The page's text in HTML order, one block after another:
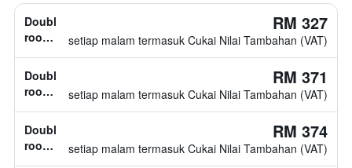
Double
room,
katil
tidak
diketahui
RM 327
setiap malam termasuk Cukai Nilai Tambahan (VAT)
Double
room,
katil
tidak
diketahui
RM 371
setiap malam termasuk Cukai Nilai Tambahan (VAT)
Double
room,
RM 374
setiap malam termasuk Cukai Nilai Tambahan (VAT)